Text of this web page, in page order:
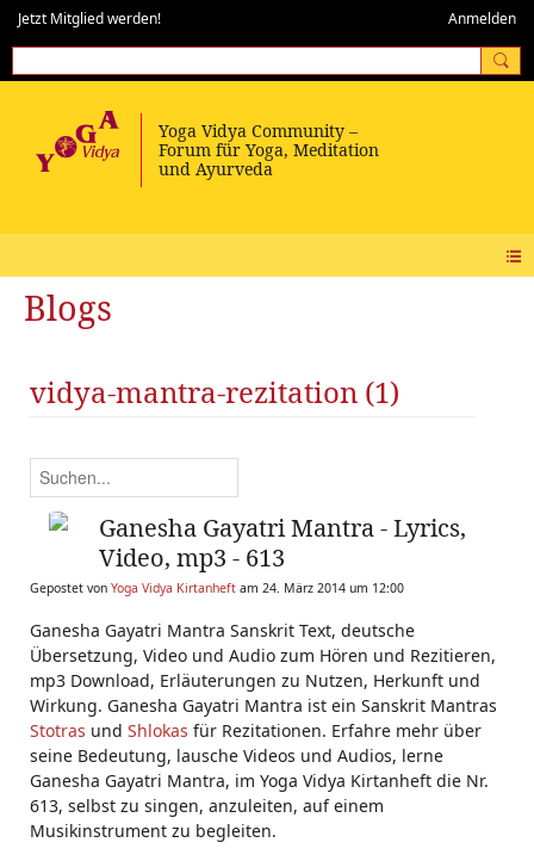
Jetzt Mitglied werden! Anmelden
Blogs
vidya-mantra-rezitation (1)
Ganesha Gayatri Mantra - Lyrics,
Video, mp3 - 613
Gepostet von Yoga Vidya Kirtanheft am 24. März 2014 um 12:00
Ganesha Gayatri Mantra Sanskrit Text, deutsche
Übersetzung, Video und Audio zum Hören und Rezitieren,
mp3 Download, Erläuterungen zu Nutzen, Herkunft und
Wirkung. Ganesha Gayatri Mantra ist ein Sanskrit Mantras
Stotras und Shlokas für Rezitationen. Erfahre mehr über
seine Bedeutung, lausche Videos und Audios, lerne
Ganesha Gayatri Mantra, im Yoga Vidya Kirtanheft die Nr.
613, selbst zu singen, anzuleiten, auf einem
Musikinstrument zu begleiten.